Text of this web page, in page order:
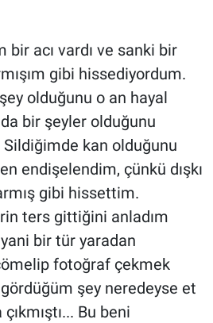
bir acı vardı ve sanki bir
gibi hissediyordum.
olduğunu o an hayal
bir şeyler olduğunu
kan olduğunu
endişelendim, çünkü dışkı
gibi hissettim.
ters gittiğini anladım
bir tür yaradan
fotoğraf çekmek
şey neredeyse et
Bu beni